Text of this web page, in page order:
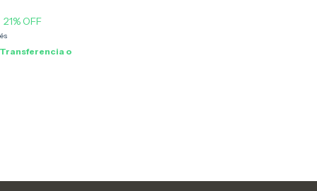
21% OFF
Transferencia o